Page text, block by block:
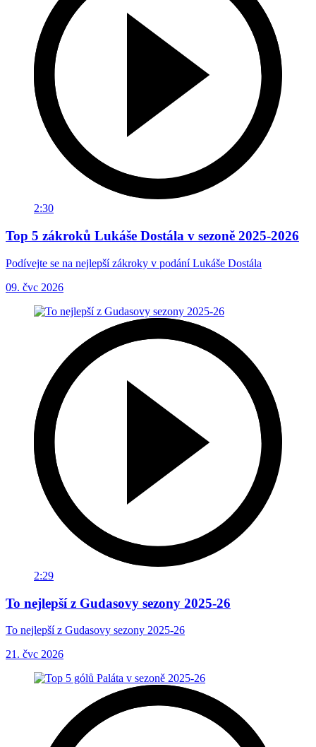
2:30
Top 5 zákroků Lukáše Dostála v sezoně 2025-2026
Podívejte se na nejlepší zákroky v podání Lukáše Dostála
09. čvc 2026
2:29
To nejlepší z Gudasovy sezony 2025-26
To nejlepší z Gudasovy sezony 2025-26
21. čvc 2026